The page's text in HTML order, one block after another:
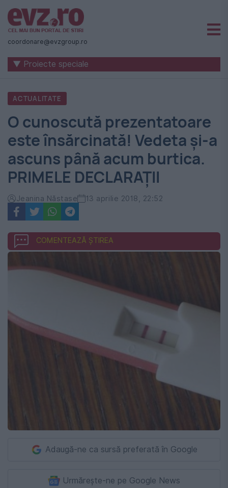
Știri
naționale
internaționale
România
-
Evenimentul
Zilei
coordonare@evzgroup.ro
▼ Proiecte speciale
ACTUALITATE
O cunoscută prezentatoare
este însărcinată! Vedeta și-a
ascuns până acum burtica.
PRIMELE DECLARAȚII
Jeanina Năstase 13 aprilie 2018, 22:52
COMENTEAZĂ ȘTIREA
Adaugă-ne ca sursă preferată în Google
Urmărește-ne pe Google News